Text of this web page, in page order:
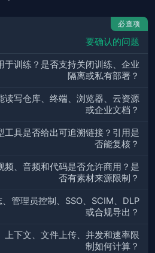
必查项
要确认的问题
于训练？是否支持关闭训练、企业
隔离或私有部署？
读写仓库、终端、浏览器、云资源
或企业文档？
工具是否给出可追溯链接？引用是
否能复核？
频、音频和代码是否允许商用？是
否有素材来源限制？
管理员控制、SSO、SCIM、DLP
或合规导出？
上下文、文件上传、并发和速率限
制如何计算？